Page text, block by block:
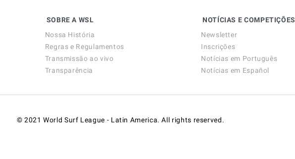
SOBRE A WSL
Nossa História
Regras e Regulamentos
Transmissão ao vivo
Transparência
NOTÍCIAS E COMPETIÇÕES
Newsletter
Inscrições
Notícias em Português
Notícias em Español
© 2021 World Surf League - Latin America. All rights reserved.